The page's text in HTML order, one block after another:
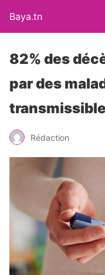
Baya.tn
82% des
par des
Rédaction